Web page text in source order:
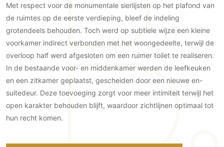
Ramen en deuren
Binnendeuren
Aluminium deuren
Houten deuren
Stalen deuren
Systeemwanden
Gevelstenen
Houten gevelbekleding
Stucwerk
Zakelijk
Horeca
Kantoor
Met respect voor de monumentale sierlijsten op het plafond van
de ruimtes op de eerste verdieping, bleef de indeling
grotendeels behouden. Toch werd op subtiele wijze een kleine
voorkamer indirect verbonden met het woongedeelte, terwijl de
overloop half werd afgesloten om een ruimer toilet te realiseren.
In de bestaande voor- en middenkamer werden de leefkeuken
en een zitkamer geplaatst, gescheiden door een nieuwe en-
suitedeur. Deze toevoeging zorgt voor meer intimiteit terwijl het
open karakter behouden blijft, waardoor zichtlijnen optimaal tot
hun recht komen.